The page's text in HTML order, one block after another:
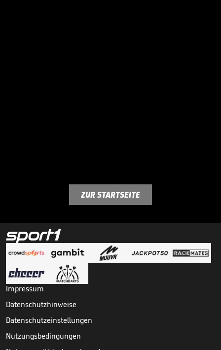
ZUR STARTSEITE
Impressum
Datenschutzhinweise
Datenschutzeinstellungen
Nutzungsbedingungen